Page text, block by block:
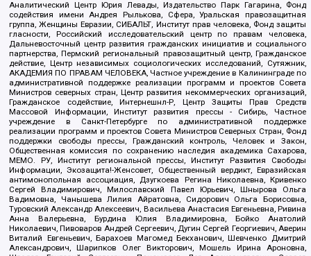
Аналитический Центр Юрия Левады, Издательство Парк Гагарина, Фонд
содействия имени Андрея Рылькова, Сфера, Уральская правозащитная
группа, Женщины Евразии, СИБАЛЬТ, Институт прав человека, Фонд защиты
гласности, Российский исследовательский центр по правам человека,
Дальневосточный центр развития гражданских инициатив и социального
партнерства, Пермский региональный правозащитный центр, Гражданское
действие, Центр независимых социологических исследований, Сутяжник,
АКАДЕМИЯ ПО ПРАВАМ ЧЕЛОВЕКА, Частное учреждение в Калининграде по
административной поддержке реализации программ и проектов Совета
Министров северных стран, Центр развития некоммерческих организаций,
Гражданское содействие, Интернешнл-Р, Центр Защиты Прав Средств
Массовой Информации, Институт развития прессы - Сибирь, Частное
учреждение в Санкт-Петербурге по административной поддержке
реализации программ и проектов Совета Министров Северных Стран, Фонд
поддержки свободы прессы, Гражданский контроль, Человек и Закон,
Общественная комиссия по сохранению наследия академика Сахарова,
МЕМО. РУ, Институт региональной прессы, Институт Развития Свободы
Информации, Экозащита!-Женсовет, Общественный вердикт, Евразийская
антимонопольная ассоциация, Дзугкоева Регина Николаевна, Кривенко
Сергей Владимирович, Милославский Павел Юрьевич, Шнырова Ольга
Вадимовна, Чанышева Лилия Айратовна, Сидорович Ольга Борисовна,
Туровский Александр Алексеевич, Васильева Анастасия Евгеньевна, Ривина
Анна Валерьевна, Бурдина Юлия Владимировна, Бойко Анатолий
Николаевич, Пивоваров Андрей Сергеевич, Дугин Сергей Георгиевич, Аверин
Виталий Евгеньевич, Барахоев Магомед Бекханович, Шевченко Дмитрий
Александрович, Шарипков Олег Викторович, Мошель Ирина Ароновна,